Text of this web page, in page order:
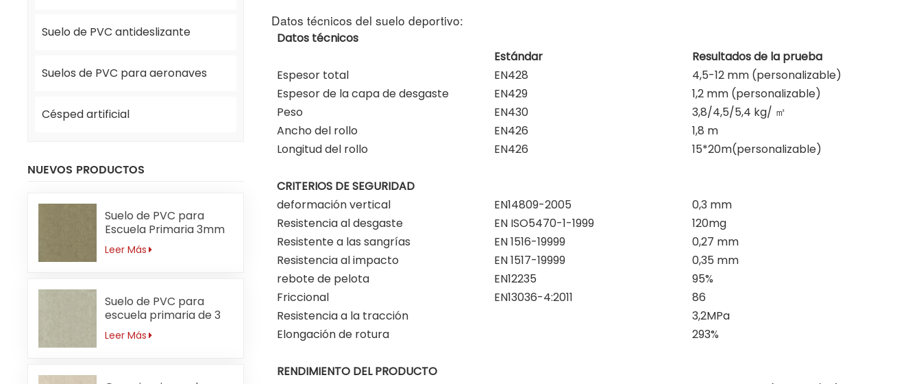
Suelo de PVC antideslizante
Suelos de PVC para aeronaves
Césped artificial
NUEVOS PRODUCTOS
Suelo de PVC para
Escuela Primaria 3mm
Sin Formaldehído
Leer Más
Suelo de PVC para
escuela primaria de 3
mm resistente a ácidos
y álcalis
Leer Más
Datos técnicos del suelo deportivo:
Datos técnicos
Estándar
Resultados de la prueba
Espesor total
EN428
4,5-12 mm (personalizable)
Espesor de la capa de desgaste
EN429
1,2 mm (personalizable)
Peso
EN430 3,8/4,5/5,4 kg/ ㎡
Ancho del rollo
EN426
1,8 m
Longitud del rollo
EN426 15*20m(personalizable)
CRITERIOS DE SEGURIDAD
deformación vertical
EN14809-2005
0,3 mm
Resistencia al desgaste
EN ISO5470-1-1999
120mg
Resistente a las sangrías
EN 1516-19999
0,27 mm
Resistencia al impacto
EN 1517-19999
0,35 mm
rebote de pelota
EN12235
95%
Friccional
EN13036-4:2011
86
Resistencia a la tracción
3,2MPa
Elongación de rotura
293%
RENDIMIENTO DEL PRODUCTO